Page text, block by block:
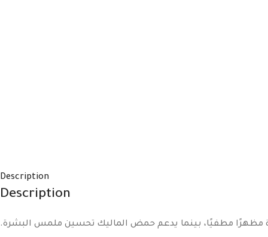
Description
Description
مظهرًا مطفيًا، بينما يدعم حمض الماليك تحسين ملمس البشرة.